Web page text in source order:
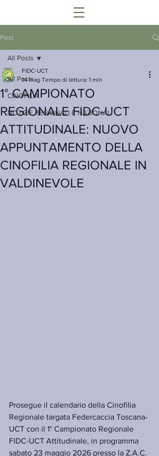
Post
All Posts
CINOFILIA
NOTIZIE REGIONALI E NAZIONALI
All Posts
1° CAMPIONATO
REGIONALE FIDC-UCT
ATTITUDINALE: NUOVO
APPUNTAMENTO DELLA
CINOFILIA REGIONALE IN
VALDINEVOLE
FIDC-UCT
14 mag Tempo di lettura: 1 min
Prosegue il calendario della Cinofilia
Regionale targata Federcaccia Toscana-
UCT con il 1° Campionato Regionale
FIDC-UCT Attitudinale, in programma
sabato 23 maggio 2026 presso la Z.A.C.